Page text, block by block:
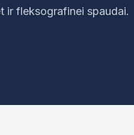
ir fleksografinei spaudai.